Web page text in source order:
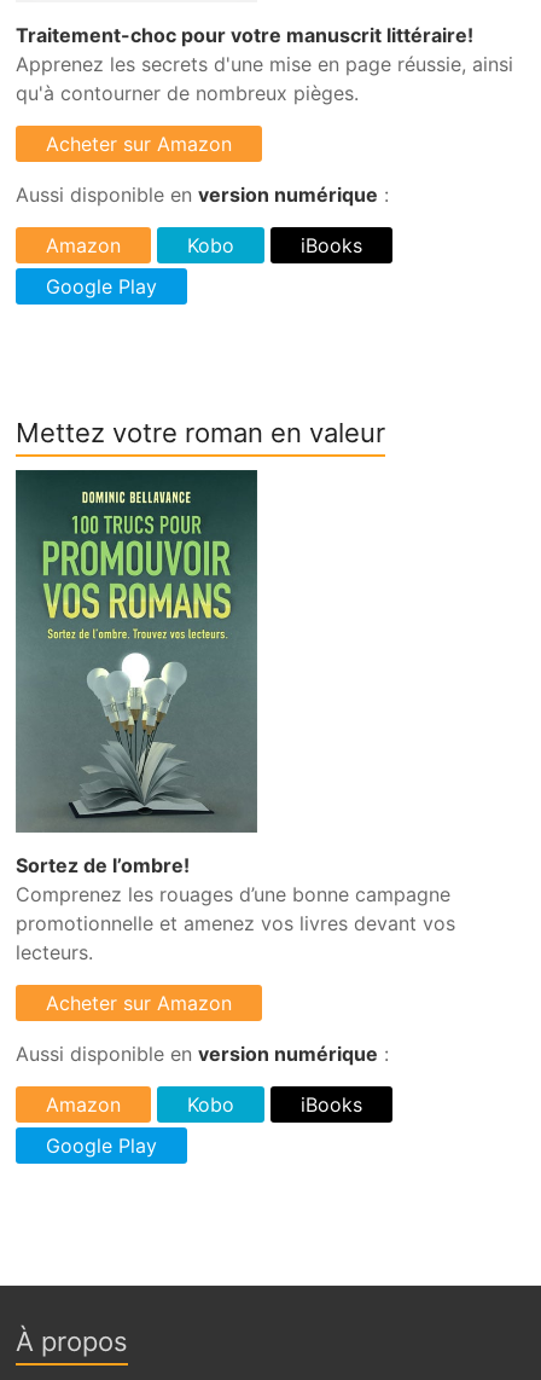
Traitement-choc pour votre manuscrit littéraire!
Apprenez les secrets d'une mise en page réussie, ainsi
qu'à contourner de nombreux pièges.
Aussi disponible enversion numérique :
Mettez votre roman en valeur
Sortez de l’ombre!
Comprenez les rouages d’une bonne campagne
promotionnelle et amenez vos livres devant vos
lecteurs.
Aussi disponible enversion numérique :
À propos